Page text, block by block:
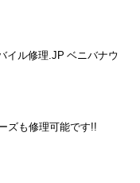
イル修理.JP ベニバナウ
ズも修理可能です!!